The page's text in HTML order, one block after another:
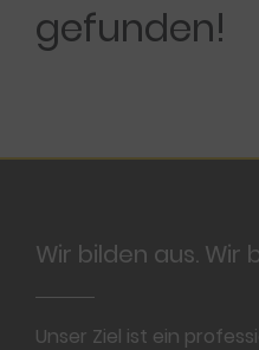
gefunden!
Wir bilden aus. Wir
Unser Ziel ist ein